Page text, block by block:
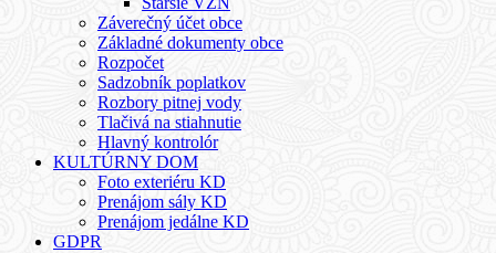
Záverečný účet obce
Základné dokumenty obce
Rozpočet
Sadzobník poplatkov
Rozbory pitnej vody
Tlačivá na stiahnutie
Hlavný kontrolór
KULTÚRNY DOM
Foto exteriéru KD
Prenájom sály KD
Prenájom jedálne KD
GDPR